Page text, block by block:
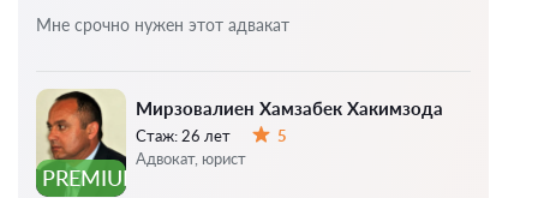
PREMIUM
Мирзовалиен Хамзабек Хакимзода
Стаж: 26 лет
5
Адвокат, юрист
Мне срочно нужен этот адвакат